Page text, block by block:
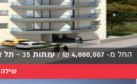
החל מ- 4,000,007
₪
/ ענתות 35 - תל אביב - יפו
שילה 6